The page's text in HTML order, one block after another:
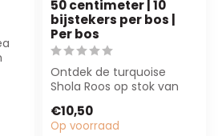
50 centimeter | 10
bijstekers per bos |
Per bos
Ontdek de turquoise
Shola Roos op stok van
onderhoudsarme kunst...
€10,50
Op voorraad